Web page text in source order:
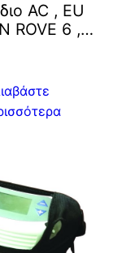
AC , ΕU
ROVE 6 ,…